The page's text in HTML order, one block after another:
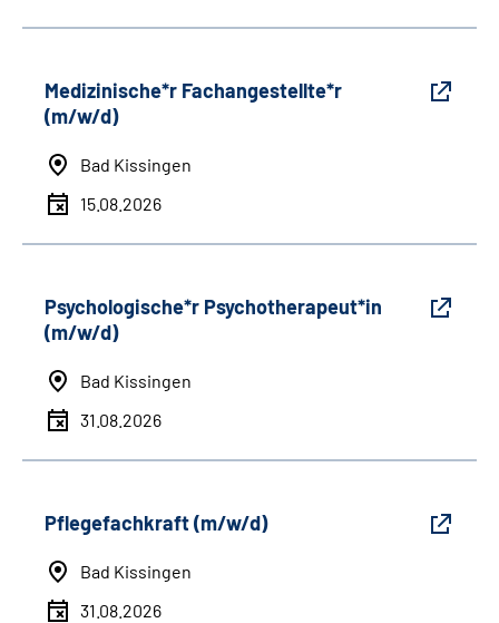
Medizinische*r Fachangestellte*r
(m/w/d)
Bad Kissingen
15.08.2026
Psychologische*r Psychotherapeut*in
(m/w/d)
Bad Kissingen
31.08.2026
Pflegefachkraft (m/w/d)
Bad Kissingen
31.08.2026